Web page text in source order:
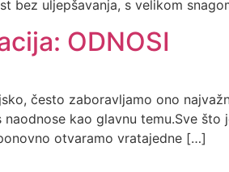
bez uljepšavanja, s velikom
ODNOSI
često zaboravljamo ono
kao glavnu temu.Sve
otvaramo vratajedne […]